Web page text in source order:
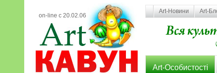
on-line с 20.02.06
Art-Новини Art-
Art-Особистості